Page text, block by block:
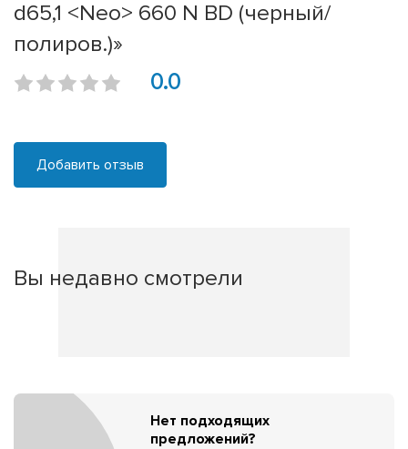
d65,1 <Neo> 660 N BD (черный/
полиров.)»
0.0
Добавить отзыв
Вы недавно смотрели
Нет подходящих
предложений?